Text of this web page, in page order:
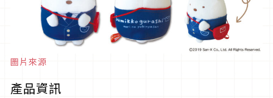
圖片來源
產品資訊